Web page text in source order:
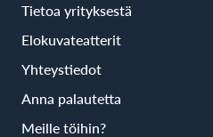
Tietoa yrityksestä
Elokuvateatterit
Yhteystiedot
Anna palautetta
Meille töihin?